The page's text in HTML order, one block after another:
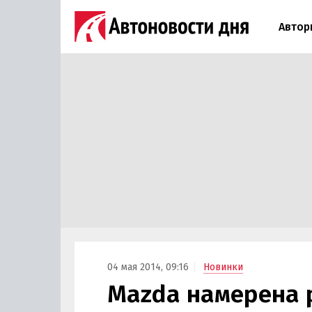
04 мая 2014, 09:16 Новинки
Mazda намерена